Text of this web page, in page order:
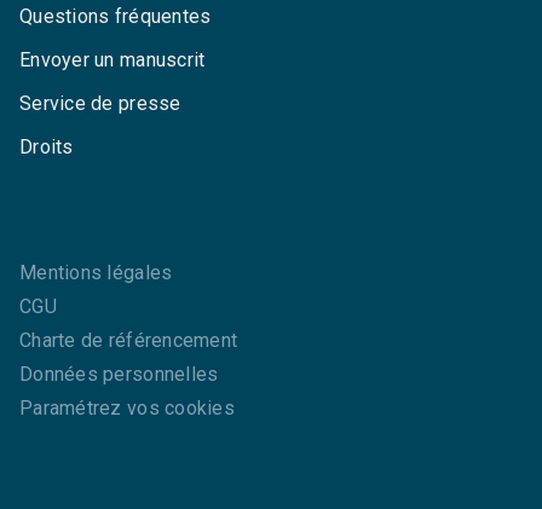
Questions fréquentes
Envoyer un manuscrit
Service de presse
Droits
Mentions légales
CGU
Charte de référencement
Données personnelles
Paramétrez vos cookies